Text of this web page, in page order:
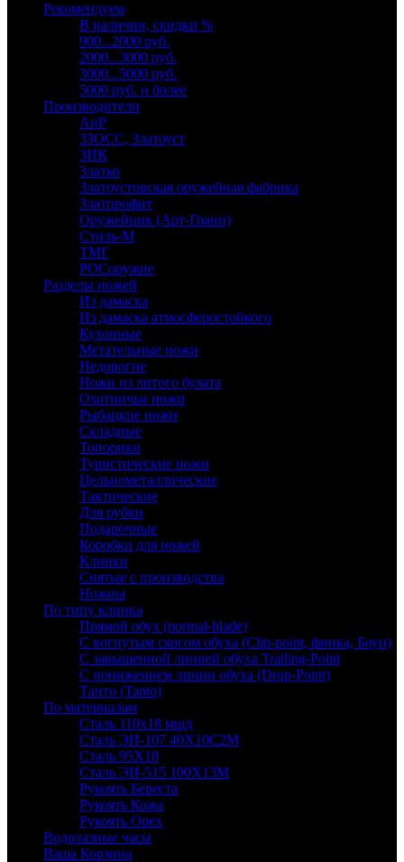
Рекомендуем
В наличии, скидки %
900...2000 руб.
2000...3000 руб.
3000...5000 руб.
5000 руб. и более
Производители
АиР
ЗЗОСС, Златоуст
ЗИК
Златко
Златоустовская оружейная фабрика
Златпрофит
Оружейник (Арт-Грани)
Стиль-М
ТМГ
РОСоружие
Разделы ножей
Из дамаска
Из дамаска атмосферостойкого
Кухонные
Метательные ножи
Недорогие
Ножи из литого булата
Охотничьи ножи
Рыбацкие ножи
Складные
Топорики
Туристические ножи
Цельнометаллические
Тактические
Для рубки
Подарочные
Коробки для ножей
Клинки
Снятые с производства
Ножны
По типу клинка
Прямой обух (normal-blade)
С вогнутым скосом обуха (Clip-point, финка, Боуи)
С завышенной линией обуха Trailing-Point
С понижением линии обуха (Drop-Point)
Танто (Tanto)
По материалам
Сталь 110х18 мшд
Сталь ЭИ-107 40Х10С2М
Сталь 95Х18
Сталь ЭИ-515 100Х13М
Рукоять Береста
Рукоять Кожа
Рукоять Орех
Водолазные часы
Ваша Корзина